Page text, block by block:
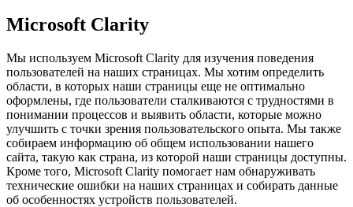
Microsoft Clarity
Мы используем Microsoft Clarity для изучения поведения
пользователей на наших страницах. Мы хотим определить
области, в которых наши страницы еще не оптимально
оформлены, где пользователи сталкиваются с трудностями в
понимании процессов и выявить области, которые можно
улучшить с точки зрения пользовательского опыта. Мы также
собираем информацию об общем использовании нашего
сайта, такую как страна, из которой наши страницы доступны.
Кроме того, Microsoft Clarity помогает нам обнаруживать
технические ошибки на наших страницах и собирать данные
об особенностях устройств пользователей.